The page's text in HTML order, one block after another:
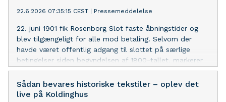
22.6.2026 07:35:15 CEST Pressemeddelelse
22. juni 1901 fik Rosenborg Slot faste åbningstider og
blev tilgængeligt for alle mod betaling. Selvom der
havde været offentlig adgang til slottet på særlige
betingelser siden begyndelsen af 1800-tallet, markerer
nyordningen i 1901 starten på Rosenborg som et
moderne museum. I dag besøger mere end en halv
million gæster hvert år det historiske slot, som drives af
Sådan bevares historiske tekstiler – oplev det
live på Koldinghus